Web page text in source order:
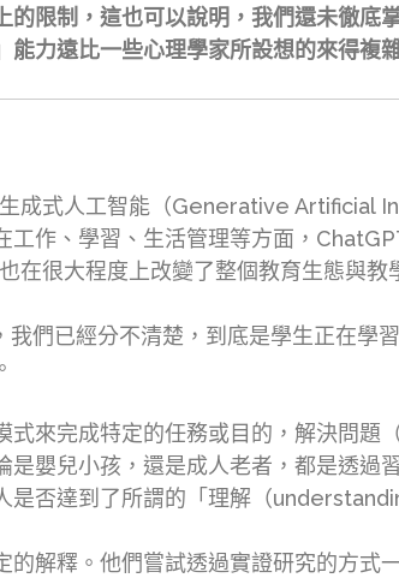
限制，這也可以說明，我們還未徹底
力遠比一些心理學家所設想的來得複
成式人工智能（Generative Artificial
作、學習、生活管理等方面，
在很大程度上改變了整個教育生態與教
們已經分不清楚，到底是學生正在學
式來完成特定的任務或目的，解決問
嬰兒小孩，還是成人老者，都是透過
是否達到了所謂的「理解（
解釋。他們嘗試透過實證研究的方式